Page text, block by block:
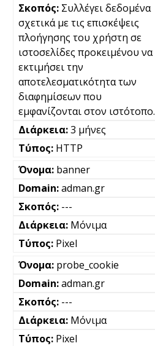
Συλλέγει δεδομένα
σχετικά με τις επισκέψεις
πλοήγησης του χρήστη σε
ιστοσελίδες προκειμένου να
εκτιμήσει την
αποτελεσματικότητα των
διαφημίσεων που
εμφανίζονται στον ιστότοπο.
3 μήνες
HTTP
banner
adman.gr
---
Μόνιμα
Pixel
probe_cookie
adman.gr
---
Μόνιμα
Pixel